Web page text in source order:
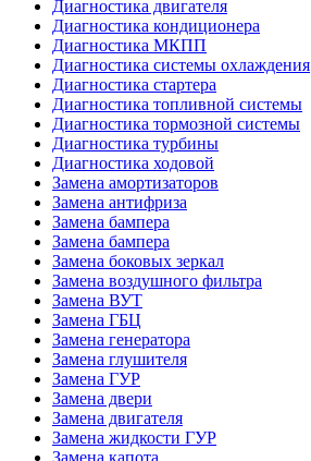
Диагностика двигателя
Диагностика кондиционера
Диагностика МКПП
Диагностика системы охлаждения
Диагностика стартера
Диагностика топливной системы
Диагностика тормозной системы
Диагностика турбины
Диагностика ходовой
Замена амортизаторов
Замена антифриза
Замена бампера
Замена бампера
Замена боковых зеркал
Замена воздушного фильтра
Замена ВУТ
Замена ГБЦ
Замена генератора
Замена глушителя
Замена ГУР
Замена двери
Замена двигателя
Замена жидкости ГУР